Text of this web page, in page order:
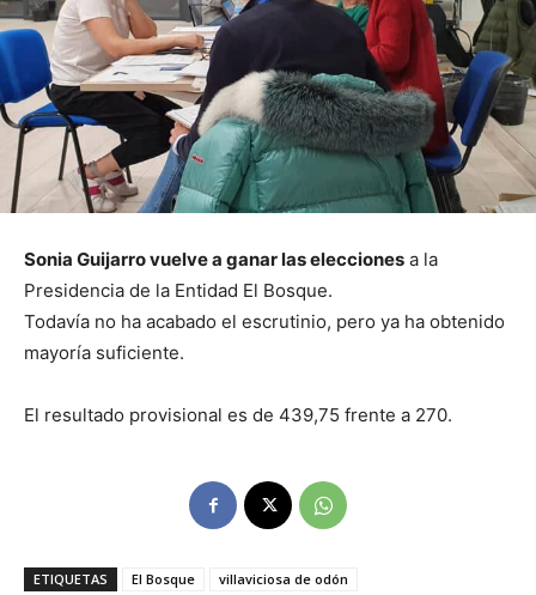
Sonia Guijarro vuelve a ganar las elecciones a la
Presidencia de la Entidad El Bosque.
Todavía no ha acabado el escrutinio, pero ya ha obtenido
mayoría suficiente.
El resultado provisional es de 439,75 frente a 270.
ETIQUETAS El Bosque villaviciosa de odón